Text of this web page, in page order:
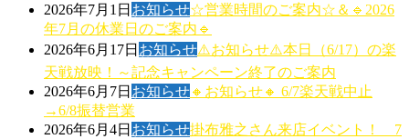
2026年7月1日 お知らせ☆営業時間のご案内☆＆🔹2026
年7月の休業日のご案内🔹
2026年6月17日 お知らせ⚠️お知らせ⚠️本日（6/17）の楽
天戦放映！～記念キャンペーン終了のご案内
2026年6月7日 お知らせ🔸お知らせ🔸 6/7楽天戦中止
→6/8振替営業
2026年6月4日 お知らせ掛布雅之さん来店イベント！ 7